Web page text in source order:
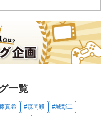
一覧
真希 #森岡毅
#城彰二